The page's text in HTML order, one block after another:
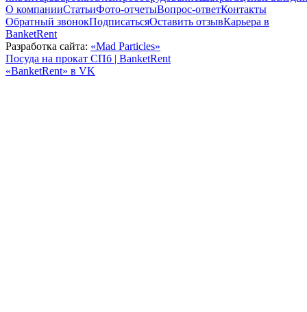
О компанииСтатьиФото-отчетыВопрос-ответКонтакты
Обратный звонокПодписатьсяОставить отзывКарьера в
BanketRent
Разработка сайта: «Mad Particles»
Посуда на прокат СПб | BanketRent
«BanketRent» в VK